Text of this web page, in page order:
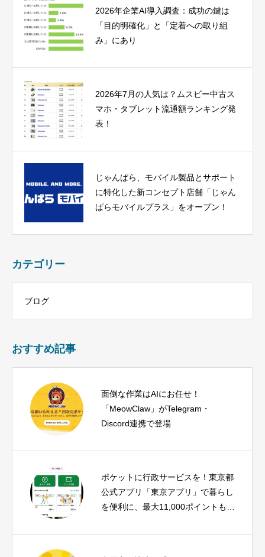
2026年企業AI導入調査：成功の鍵は
「目的明確化」と「定着への取り組
み」にあり
2026年7月の人気は？ムスビー中古ス
マホ・タブレット流通額ランキング発
表！
じゃんぱら、モバイル製品とサポート
に特化した新コンセプト店舗「じゃん
ぱらモバイルプラス」をオープン！
カテゴリー
ブログ
おすすめ記事
面倒な作業はAIにお任せ！
「MeowClaw」がTelegram・
Discord連携で登場
ポケットに行政サービスを！東京都
公式アプリ「東京アプリ」で暮らし
を便利に、最大11,000ポイントもら